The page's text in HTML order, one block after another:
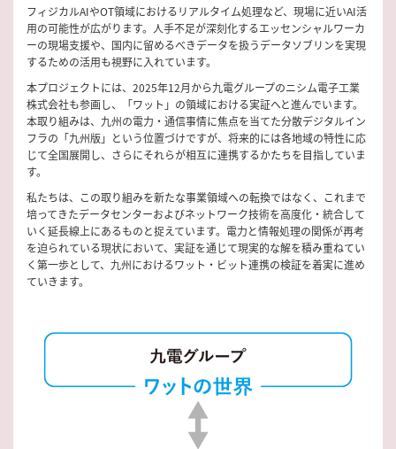
フィジカルAIやOT領域におけるリアルタイム処理など、現場に近いAI活
用の可能性が広がります。人手不足が深刻化するエッセンシャルワーカ
ーの現場支援や、国内に留めるべきデータを扱うデータソブリンを実現
するための活用も視野に入れています。
本プロジェクトには、2025年12月から九電グループのニシム電子工業
株式会社も参画し、「ワット」の領域における実証へと進んでいます。
本取り組みは、九州の電力・通信事情に焦点を当てた分散デジタルイン
フラの「九州版」という位置づけですが、将来的には各地域の特性に応
じて全国展開し、さらにそれらが相互に連携するかたちを目指していま
す。
私たちは、この取り組みを新たな事業領域への転換ではなく、これまで
培ってきたデータセンターおよびネットワーク技術を高度化・統合して
いく延長線上にあるものと捉えています。電力と情報処理の関係が再考
を迫られている現状において、実証を通じて現実的な解を積み重ねてい
く第一歩として、九州におけるワット・ビット連携の検証を着実に進め
ていきます。